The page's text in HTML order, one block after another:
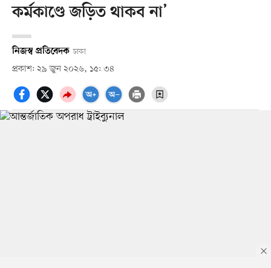
কর্মকাণ্ডে জড়িত থাকব না’
নিজস্ব প্রতিবেদক ঢাকা
প্রকাশ: ২৯ জুন ২০২৬, ১৫: ৩৪